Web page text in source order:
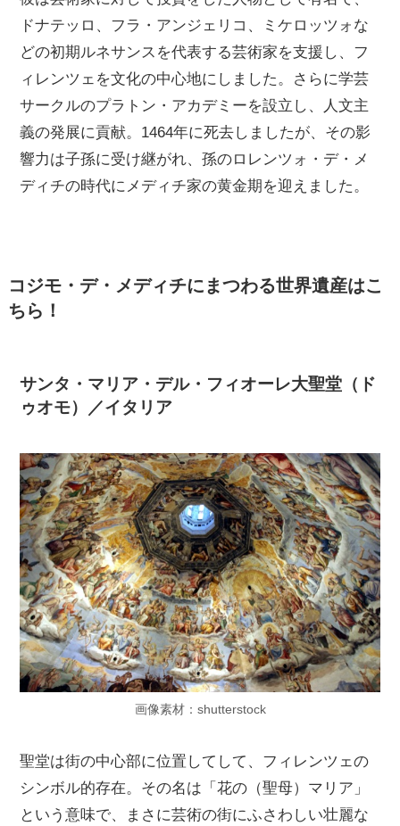
ドナテッロ、フラ・アンジェリコ、ミケロッツォな
どの初期ルネサンスを代表する芸術家を支援し、フ
ィレンツェを文化の中心地にしました。さらに学芸
サークルのプラトン・アカデミーを設立し、人文主
義の発展に貢献。1464年に死去しましたが、その影
響力は子孫に受け継がれ、孫のロレンツォ・デ・メ
ディチの時代にメディチ家の黄金期を迎えました。
コジモ・デ・メディチにまつわる世界遺産はこ
ちら！
サンタ・マリア・デル・フィオーレ大聖堂（ド
ゥオモ）／イタリア
画像素材：shutterstock
聖堂は街の中心部に位置してして、フィレンツェの
シンボル的存在。その名は「花の（聖母）マリア」
という意味で、まさに芸術の街にふさわしい壮麗な